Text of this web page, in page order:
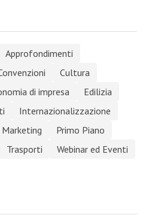
Approfondimenti
Cultura
di impresa
Edilizia
Internazionalizzazione
Marketing
Primo Piano
Trasporti Webinar ed Eventi